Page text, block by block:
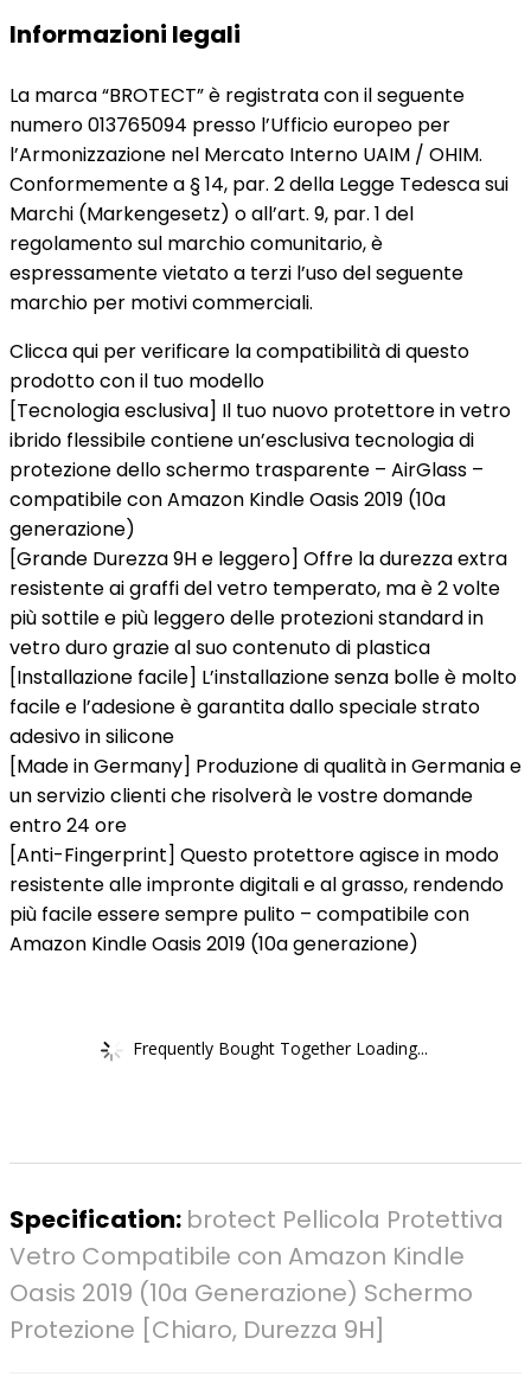
Informazioni legali
La marca “BROTECT” è registrata con il seguente
numero 013765094 presso l’Ufficio europeo per
l’Armonizzazione nel Mercato Interno UAIM / OHIM.
Conformemente a § 14, par. 2 della Legge Tedesca sui
Marchi (Markengesetz) o all’art. 9, par. 1 del
regolamento sul marchio comunitario, è
espressamente vietato a terzi l’uso del seguente
marchio per motivi commerciali.
Clicca qui per verificare la compatibilità di questo
prodotto con il tuo modello
[Tecnologia esclusiva] Il tuo nuovo protettore in vetro
ibrido flessibile contiene un’esclusiva tecnologia di
protezione dello schermo trasparente – AirGlass –
compatibile con Amazon Kindle Oasis 2019 (10a
generazione)
[Grande Durezza 9H e leggero] Offre la durezza extra
resistente ai graffi del vetro temperato, ma è 2 volte
più sottile e più leggero delle protezioni standard in
vetro duro grazie al suo contenuto di plastica
[Installazione facile] L’installazione senza bolle è molto
facile e l’adesione è garantita dallo speciale strato
adesivo in silicone
[Made in Germany] Produzione di qualità in Germania e
un servizio clienti che risolverà le vostre domande
entro 24 ore
[Anti-Fingerprint] Questo protettore agisce in modo
resistente alle impronte digitali e al grasso, rendendo
più facile essere sempre pulito – compatibile con
Amazon Kindle Oasis 2019 (10a generazione)
Frequently Bought Together Loading...
Specification: brotect Pellicola Protettiva
Vetro Compatibile con Amazon Kindle
Oasis 2019 (10a Generazione) Schermo
Protezione [Chiaro, Durezza 9H]